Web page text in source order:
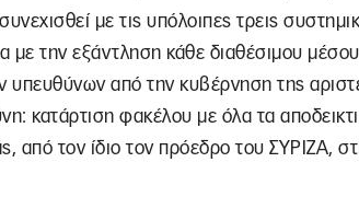
με τις υπόλοιπες τρεις
με την εξάντληση κάθε διαθέσιμου
υπευθύνων από την κυβέρνηση της
κατάρτιση φακέλου με όλα τα
από τον ίδιο τον πρόεδρο του ΣΥΡΙΖΑ,